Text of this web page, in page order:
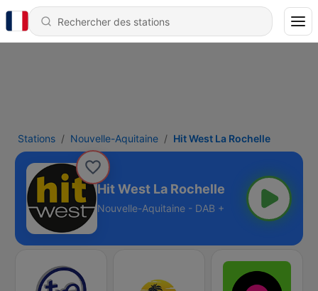
Stations Nouvelle-Aquitaine Hit West La Rochelle
Hit West La Rochelle
Nouvelle-Aquitaine - DAB +